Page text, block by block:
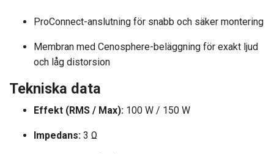
ProConnect-anslutning för snabb och säker montering
Membran med Cenosphere-beläggning för exakt ljud
och låg distorsion
Tekniska data
Effekt (RMS / Max): 100 W / 150 W
Impedans: 3 Ω